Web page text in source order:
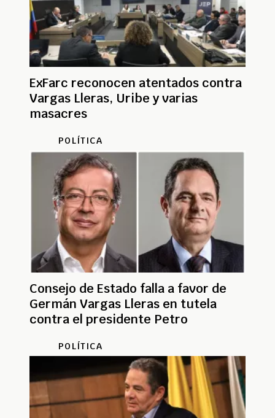
ExFarc reconocen atentados contra
Vargas Lleras, Uribe y varias
masacres
POLÍTICA
Consejo de Estado falla a favor de
Germán Vargas Lleras en tutela
contra el presidente Petro
POLÍTICA